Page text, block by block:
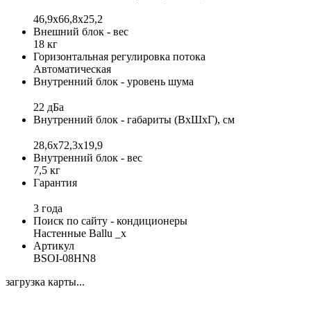
46,9x66,8x25,2
Внешний блок - вес
18 кг
Горизонтальная регулировка потока
Автоматическая
Внутренний блок - уровень шума
22 дБа
Внутренний блок - габариты (ВхШхГ), см
28,6x72,3x19,9
Внутренний блок - вес
7,5 кг
Гарантия
3 года
Поиск по сайту - кондиционеры
Настенные Ballu _x
Артикул
BSOI-08HN8
загрузка карты...